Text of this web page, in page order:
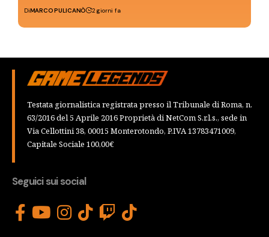
DiMARCO PULICANÒ 2 giorni fa
Testata giornalistica registrata presso il Tribunale di Roma, n.
63/2016 del 5 Aprile 2016 Proprietà di NetCom S.r.l.s., sede in
Via Cellottini 38, 00015 Monterotondo, P.IVA 13783471009,
Capitale Sociale 100,00€
Seguici sui social